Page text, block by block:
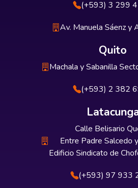
(+593) 3 299
Av. Manuela Sáenz y
Quito
Machala y Sabanilla
(+593) 2 382
Calle Belisario
Entre Padre Salcedo
Edificio Sindicato de
(+593) 97 933